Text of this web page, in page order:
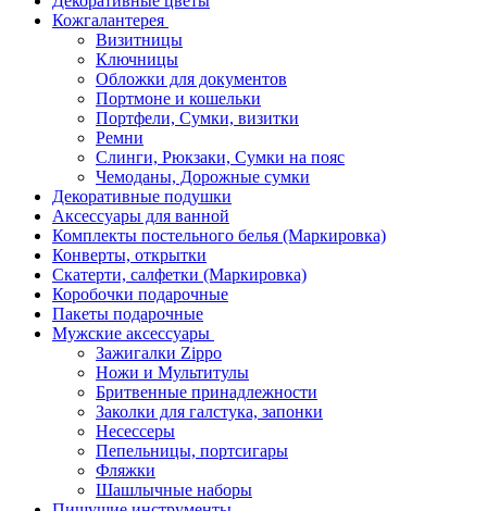
Кожгалантерея
Визитницы
Ключницы
Обложки для документов
Портмоне и кошельки
Портфели, Сумки, визитки
Ремни
Слинги, Рюкзаки, Сумки на пояс
Чемоданы, Дорожные сумки
Декоративные подушки
Аксессуары для ванной
Комплекты постельного белья (Маркировка)
Конверты, открытки
Скатерти, салфетки (Маркировка)
Коробочки подарочные
Пакеты подарочные
Мужские аксессуары
Зажигалки Zippo
Ножи и Мультитулы
Бритвенные принадлежности
Заколки для галстука, запонки
Несессеры
Пепельницы, портсигары
Фляжки
Шашлычные наборы